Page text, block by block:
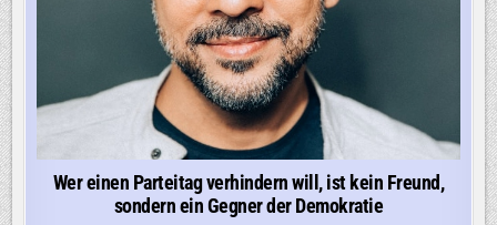
Wer einen Parteitag verhindern will, ist kein Freund,
sondern ein Gegner der Demokratie